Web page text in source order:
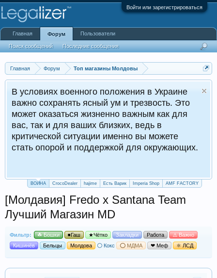
Войти или зарегистрироваться
Главная Форум Топ магазины Молдовы
В условиях военного положения в Украине
важно сохранять ясный ум и трезвость. Это
может оказаться жизненно важным как для
вас, так и для ваших близких, ведь в
критической ситуации именно вы можете
стать опорой и поддержкой для окружающих.
ВОЙНА CrocoDealer hajime Есть Варик Imperia Shop AMF FACTORY
[Молдавия] Fredo x Santana Team
Лучший Магазин MD
Фильтр: ☘ Бошки ◾Гаш ★Чётко Закладки Работа
⚠️ Важно
Кишинёв
Бельцы Молдова ⚪ Кокс ⭕ МДМА ❤ Меф ⚛ ЛСД
Главная Форум
Поиск сообщений Последние сообщения
Пользователи